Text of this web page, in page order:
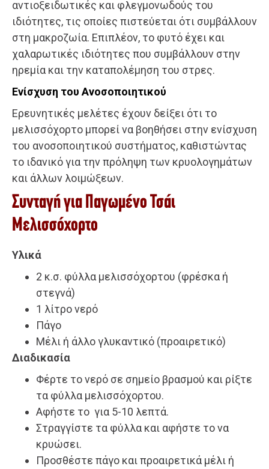
αντιοξειδωτικές και φλεγμονωδούς του
ιδιότητες, τις οποίες πιστεύεται ότι συμβάλλουν
στη μακροζωία. Επιπλέον, το φυτό έχει και
χαλαρωτικές ιδιότητες που συμβάλλουν στην
ηρεμία και την καταπολέμηση του στρες.
Ενίσχυση του Ανοσοποιητικού
Ερευνητικές μελέτες έχουν δείξει ότι το
μελισσόχορτο μπορεί να βοηθήσει στην ενίσχυση
του ανοσοποιητικού συστήματος, καθιστώντας
το ιδανικό για την πρόληψη των κρυολογημάτων
και άλλων λοιμώξεων.
Συνταγή για Παγωμένο Τσάι
Μελισσόχορτο
Υλικά
2 κ.σ. φύλλα μελισσόχορτου (φρέσκα ή
στεγνά)
1 λίτρο νερό
Πάγο
Μέλι ή άλλο γλυκαντικό (προαιρετικό)
Διαδικασία
Φέρτε το νερό σε σημείο βρασμού και ρίξτε
τα φύλλα μελισσόχορτου.
Αφήστε το για 5-10 λεπτά.
Στραγγίστε τα φύλλα και αφήστε το να
κρυώσει.
Προσθέστε πάγο και προαιρετικά μέλι ή